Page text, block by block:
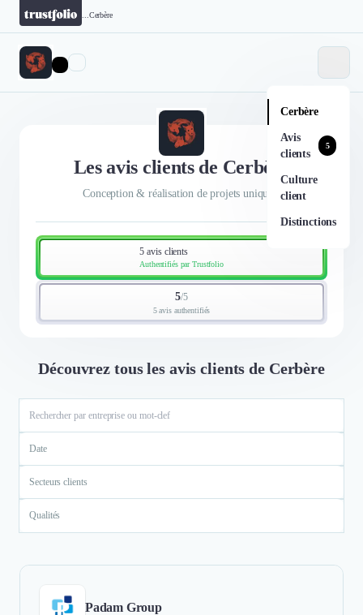
Cerbère
Cerbère
Avis
clients
5
Culture
client
Distinctions
Les avis clients de Cerbère
Conception & réalisation de projets uniques.
5 avis clients
Authentifiés par Trustfolio
5/5
5 avis authentifiés
Découvrez tous les avis clients de Cerbère
Date
Secteurs clients
Qualités
Padam Group